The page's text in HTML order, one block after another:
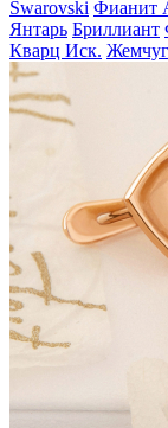
Swarovski Фианит
Янтарь Бриллиант
Кварц Иск. Жемчуг